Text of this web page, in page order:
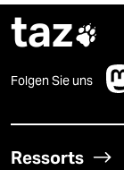
taz
Folgen Sie uns
Ressorts